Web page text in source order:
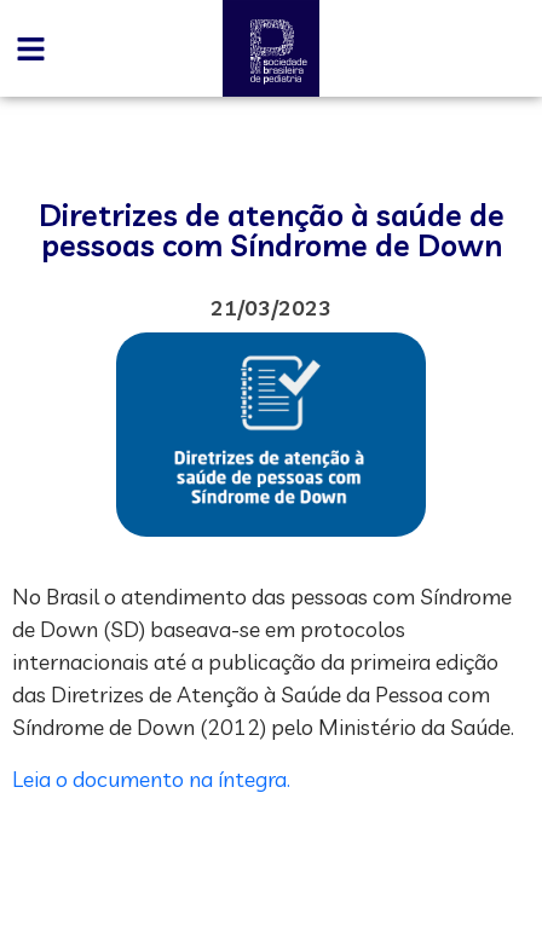
Diretrizes de atenção à saúde de
pessoas com Síndrome de Down
21/03/2023
No Brasil o atendimento das pessoas com Síndrome
de Down (SD) baseava-se em protocolos
internacionais até a publicação da primeira edição
das Diretrizes de Atenção à Saúde da Pessoa com
Síndrome de Down (2012) pelo Ministério da Saúde.
Leia o documento na íntegra.